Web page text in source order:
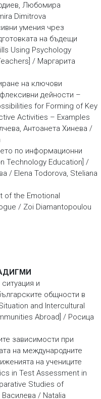
Любомира
Dimitrova
умения чрез
на бъдещи
Using Psychology
/ Маргарита
на ключови
дейности –
for Forming of Key
Activities – Examples
Антоанета Хинева /
по информационни
Technology Education] /
/ Elena Todorova, Steliana
of the Emotional
/ Zoi Diamantopoulou
и
общности в
and Intercultural
Abroad] / Росица
зависимости при
на международните
на учениците
in Test Assessment in
Studies of
/ Natalia